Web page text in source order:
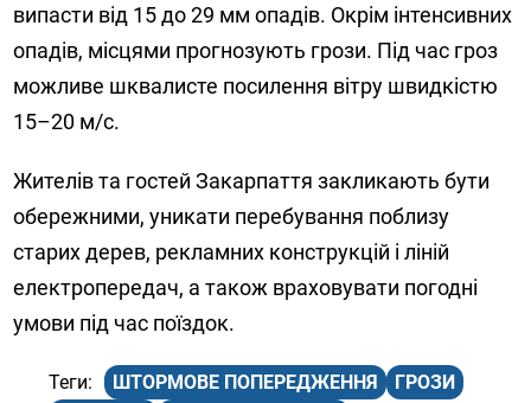
випасти від 15 до 29 мм опадів. Окрім інтенсивних
опадів, місцями прогнозують грози. Під час гроз
можливе шквалисте посилення вітру швидкістю
15–20 м/с.
Жителів та гостей Закарпаття закликають бути
обережними, уникати перебування поблизу
старих дерев, рекламних конструкцій і ліній
електропередач, а також враховувати погодні
умови під час поїздок.
ШТОРМОВЕ ПОПЕРЕДЖЕННЯ
ГРОЗИ